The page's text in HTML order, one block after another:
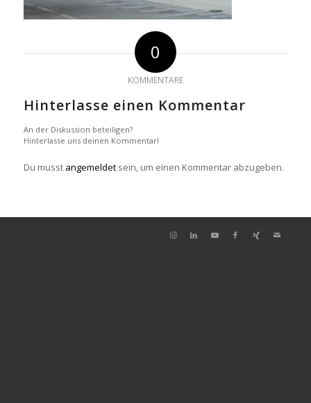
0
KOMMENTARE
Hinterlasse einen Kommentar
An der Diskussion beteiligen?
Hinterlasse uns deinen Kommentar!
Du musst angemeldetsein, um einen Kommentar abzugeben.